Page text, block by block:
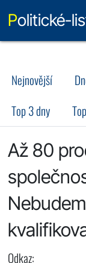
Politické-
Nejnovější
Top 3 dny
Až 80
Odkaz: